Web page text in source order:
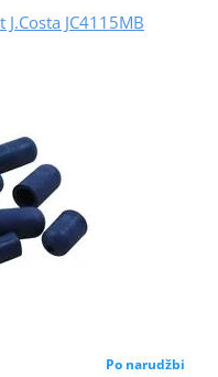
JC4115MB
Po narudžbi